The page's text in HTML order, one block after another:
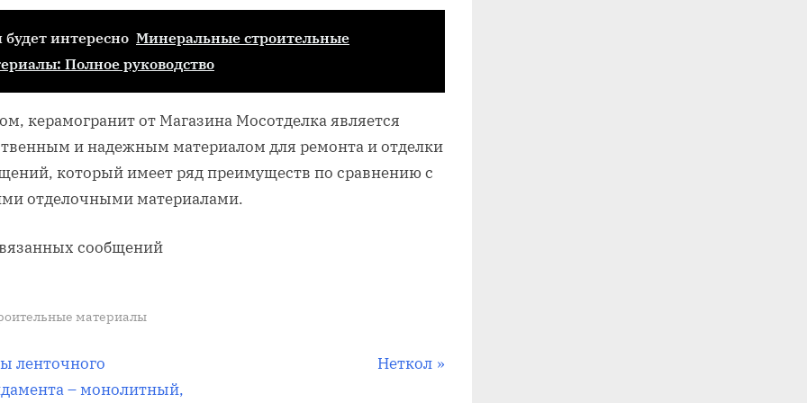
будет интересно Минеральные строительные
Полное руководство
керамогранит от Магазина Мосотделка является
и надежным материалом для ремонта и отделки
который имеет ряд преимуществ по сравнению с
отделочными материалами.
сообщений
материалы
ленточного
– монолитный,
С
Неткол